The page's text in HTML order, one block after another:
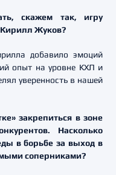
скажем так, игру
Жуков?
добавило эмоций
опыт на уровне КХЛ и
уверенность в нашей
закрепиться в зоне
Насколько
в борьбе за выход в
соперниками?